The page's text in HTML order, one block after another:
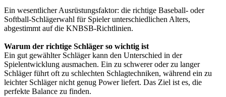
Ein wesentlicher Ausrüstungsfaktor: die richtige Baseball- oder
Softball-Schlägerwahl für Spieler unterschiedlichen Alters,
abgestimmt auf die KNBSB-Richtlinien.
Warum der richtige Schläger so wichtig ist
Ein gut gewählter Schläger kann den Unterschied in der
Spielentwicklung ausmachen. Ein zu schwerer oder zu langer
Schläger führt oft zu schlechten Schlagtechniken, während ein zu
leichter Schläger nicht genug Power liefert. Das Ziel ist es, die
perfekte Balance zu finden.